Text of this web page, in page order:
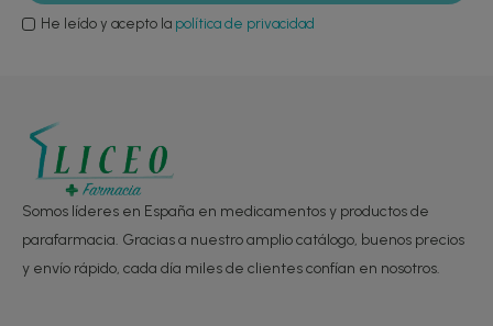
He leído y acepto la política de privacidad
Somos líderes en España en medicamentos y productos de
parafarmacia. Gracias a nuestro amplio catálogo, buenos precios
y envío rápido, cada día miles de clientes confían en nosotros.